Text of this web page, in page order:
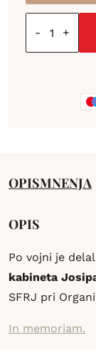
- +
OPISMNENJA
OPIS
Po vojni je
kabineta
SFRJ pri
In memoriam.